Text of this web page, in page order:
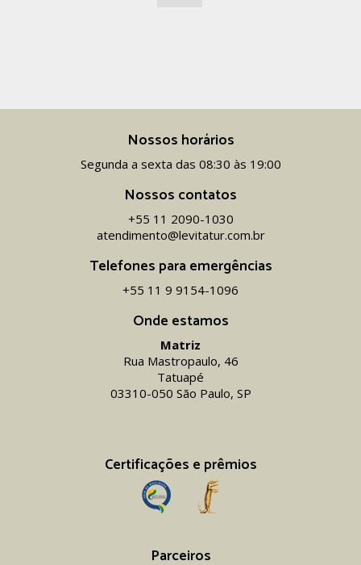
Onde estamos
Matriz
Rua Mastropaulo, 46
Tatuapé
03310-050 São Paulo, SP
Certificações e prêmios
Parceiros
Nossos horários
Segunda a sexta das 08:30 às 19:00
Nossos contatos
+55 11 2090-1030
atendimento@levitatur.com.br
Telefones para emergências
+55 11 9 9154-1096‬